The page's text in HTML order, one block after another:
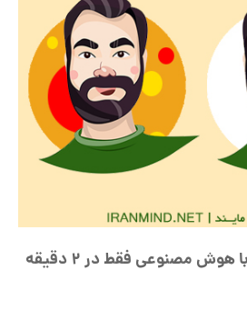
مصنوعی فقط در 2 دقیقه